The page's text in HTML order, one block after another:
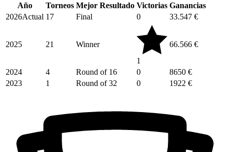
Año Torneos Mejor Resultado Victorias Ganancias
2026Actual 17 Final 0 33.547 €
2025 21
Winner
1
66.566 €
2024 4 Round of 16 0
8650 €
2023
1 Round of 32 0 1922 €